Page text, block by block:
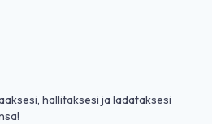
hallitaksesi ja ladataksesi